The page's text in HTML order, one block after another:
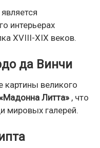
интерьерах
XVIII-XIX веков.
да Винчи
великого
Литта» , что
мировых галерей.